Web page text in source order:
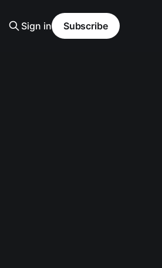
Sign in Subscribe